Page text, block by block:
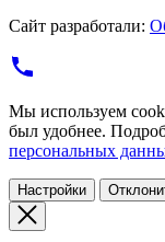
Сайт разработали:
Мы используем
был удобнее.
персональных
Настройки